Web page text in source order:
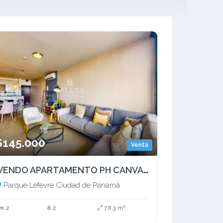
Venta
VENDO APARTAMENTO PH CANVAS PARQUE LEFEVRE (6)
Parque Lefevre Ciudad de Panamá
2 2 78.3 m²